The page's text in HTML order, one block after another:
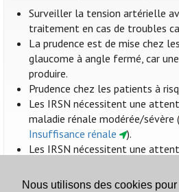
Nous utilisons des cookies
Surveiller la tension artérielle
traitement en cas de troubles
La prudence est de mise chez
glaucome à angle fermé, car
produire.
Prudence chez les patients à
Les IRSN nécessitent une
maladie rénale modérée/sévère
Insuffisance rénale
).
Les IRSN nécessitent une
voir
hépatique
).